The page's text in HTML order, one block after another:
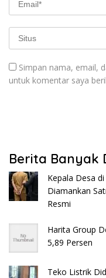
Simpan nama, email,
untuk komentar saya
Berita Banyak
Kepala Desa
Diamankan
Resmi
Harita Group
5,89 Persen
Teko Listrik